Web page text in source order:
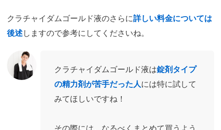
クラチャイダムゴールド液のさらに詳しい料金については
後述しますので参考にしてくださいね。
クラチャイダムゴールド液は錠剤タイプ
の精力剤が苦手だった人には特に試して
みてほしいですね！